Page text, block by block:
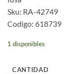
Sku: RA-42749
Codigo: 618739
1 disponibles
CANTIDAD